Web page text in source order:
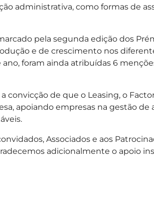
administrativa, como formas de
pela segunda edição dos
e de crescimento nos
foram ainda atribuídas 6
convicção de que o Leasing, o
apoiando empresas na gestão
Associados e aos
adicionalmente o apoio